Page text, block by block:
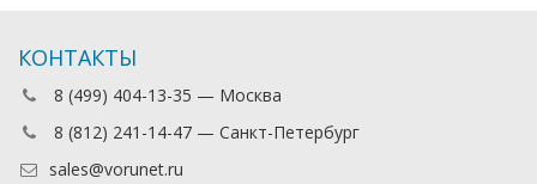
КОНТАКТЫ
8 (499) 404-13-35 — Москва
8 (812) 241-14-47 — Санкт-Петербург
sales@vorunet.ru